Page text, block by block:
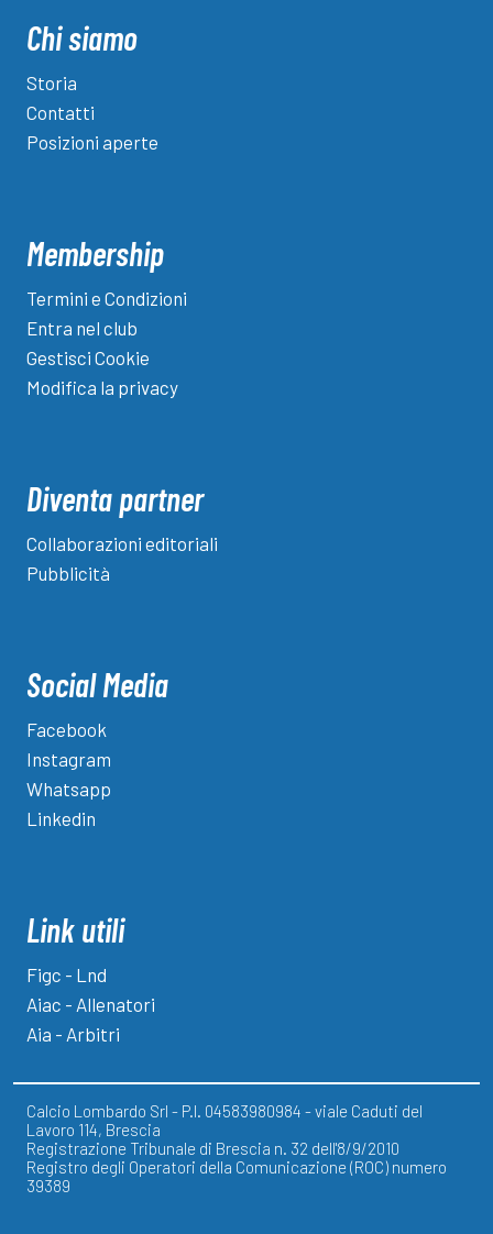
Chi siamo
Storia
Contatti
Posizioni aperte
Membership
Termini e Condizioni
Entra nel club
Gestisci Cookie
Modifica la privacy
Diventa partner
Collaborazioni editoriali
Pubblicità
Social Media
Facebook
Instagram
Whatsapp
Linkedin
Link utili
Figc - Lnd
Aiac - Allenatori
Aia - Arbitri
Calcio Lombardo Srl - P.I. 04583980984 - viale Caduti del
Lavoro 114, Brescia
Registrazione Tribunale di Brescia n. 32 dell'8/9/2010
Registro degli Operatori della Comunicazione (ROC) numero
39389